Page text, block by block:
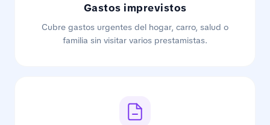
Gastos imprevistos
Cubre gastos urgentes del hogar, carro, salud o
familia sin visitar varios prestamistas.